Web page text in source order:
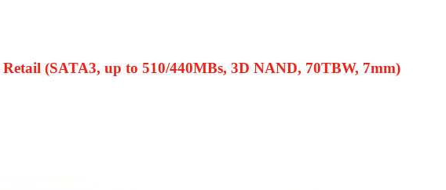
Retail (SATA3, up to 510/440MBs, 3D NAND, 70TBW, 7mm)